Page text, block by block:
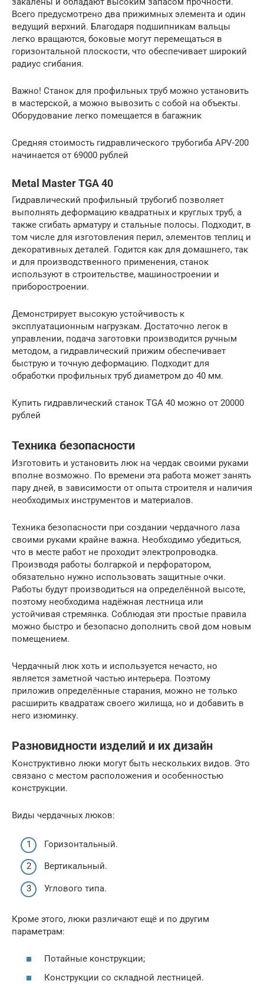
Всего предусмотрено два прижимных элемента и один
ведущий верхний. Благодаря подшипникам вальцы
легко вращаются, боковые могут перемещаться в
горизонтальной плоскости, что обеспечивает широкий
радиус сгибания.
Важно! Станок для профильных труб можно установить
в мастерской, а можно вывозить с собой на объекты.
Оборудование легко помещается в багажник
Средняя стоимость гидравлического трубогиба APV-200
начинается от 69000 рублей
Metal Master TGA 40
Гидравлический профильный трубогиб позволяет
выполнять деформацию квадратных и круглых труб, а
также сгибать арматуру и стальные полосы. Подходит, в
том числе для изготовления перил, элементов теплиц и
декоративных деталей. Годится как для домашнего, так
и для производственного применения, станок
используют в строительстве, машиностроении и
приборостроении.
Демонстрирует высокую устойчивость к
эксплуатационным нагрузкам. Достаточно легок в
управлении, подача заготовки производится ручным
методом, а гидравлический прижим обеспечивает
быструю и точную деформацию. Подходит для
обработки профильных труб диаметром до 40 мм.
Купить гидравлический станок TGA 40 можно от 20000
рублей
Техника безопасности
Изготовить и установить люк на чердак своими руками
вполне возможно. По времени эта работа может занять
пару дней, в зависимости от опыта строителя и наличия
необходимых инструментов и материалов.
Техника безопасности при создании чердачного лаза
своими руками крайне важна. Необходимо убедиться,
что в месте работ не проходит электропроводка.
Производя работы болгаркой и перфоратором,
обязательно нужно использовать защитные очки.
Работы будут производиться на определённой высоте,
поэтому необходима надёжная лестница или
устойчивая стремянка. Соблюдая эти простые правила
можно быстро и безопасно дополнить свой дом новым
помещением.
Чердачный люк хоть и используется нечасто, но
является заметной частью интерьера. Поэтому
приложив определённые старания, можно не только
расширить квадратаж своего жилища, но и добавить в
него изюминку.
Разновидности изделий и их дизайн
Конструктивно люки могут быть нескольких видов. Это
связано с местом расположения и особенностью
конструкции.
Виды чердачных люков:
Горизонтальный.
Вертикальный.
Углового типа.
Кроме этого, люки различают ещё и по другим
параметрам:
Потайные конструкции;
Конструкции со складной лестницей.